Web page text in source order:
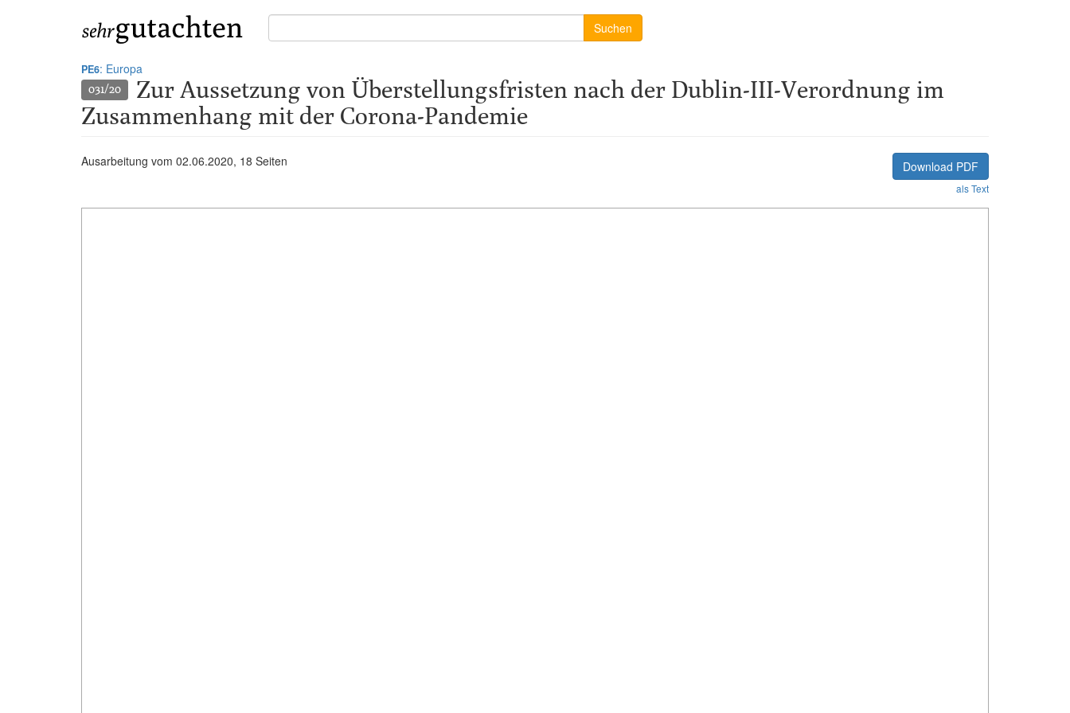
Suche
in
Suchen
PE6: Europa
031/20
Zur Aussetzung von Überstellungsfristen nach der Dublin-III-Verordnung im
Zusammenhang mit der Corona-Pandemie
Ausarbeitung vom 02.06.2020, 18 Seiten Download PDF
als Text